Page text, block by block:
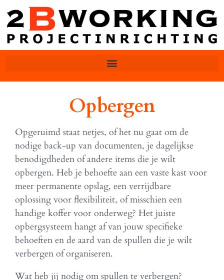
Opbergen
Opgeruimd staat netjes, of het nu gaat om de
nodige back-up van documenten, je dagelijkse
benodigdheden of andere items die je wilt
opbergen. Heb je behoefte aan een vaste kast voor
meer permanente opslag, een verrijdbare
oplossing voor flexibiliteit, of misschien een
handige koffer voor onderweg? Het juiste
opbergsysteem hangt af van jouw specifieke
behoeften en de aard van de spullen die je wilt
verbergen of organiseren.
Wat heb jij nodig om spullen te verbergen?